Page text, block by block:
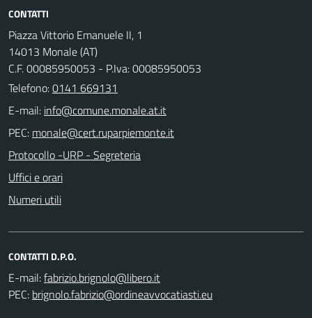
CONTATTI
Piazza Vittorio Emanuele II, 1
14013 Monale (AT)
C.F. 00085950053 - P.Iva: 00085950053
Telefono:0141 669131
E-mail:
PEC:
Protocollo -URP - Segreteria
Uffici e orari
Numeri utili
CONTATTI D.P.O.
E-mail:
PEC: